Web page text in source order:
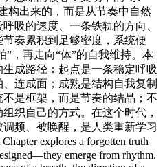
构出来的，而是从节奏中自然
吸的速度、一条铁轨的方向、
奏累积到足够密度，系统便
”，再走向“体”的自我维持。本
成路径：起点是一条稳定呼吸
连成面；成熟是结构自我复制
是框架，而是节奏的结晶；不
织自己的方式。在这个时代，
频、被唤醒，是人类重新学习
explores a forgotten truth
emerge from rhythm.